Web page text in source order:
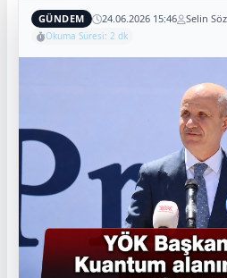
GÜNDEM 24.06.2026 15:46 Selin
Okuma Süresi: 2 dk